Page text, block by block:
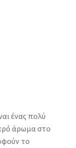
ένας πολύ
άρωμα στο
το